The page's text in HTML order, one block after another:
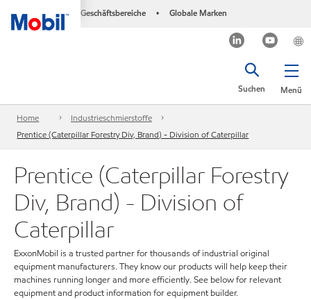
Geschäftsbereiche • Globale Marken
Menü
Suchen
Home
Industrieschmierstoffe
Prentice (Caterpillar Forestry Div, Brand) - Division of Caterpillar
Prentice (Caterpillar Forestry
Div, Brand) - Division of
Caterpillar
ExxonMobil is a trusted partner for thousands of industrial original
equipment manufacturers. They know our products will help keep their
machines running longer and more efficiently. See below for relevant
equipment and product information for equipment builder.